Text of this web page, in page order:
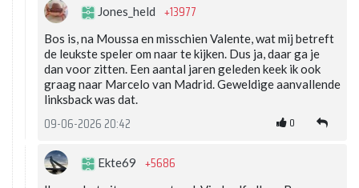
Jones_held +13977
Bos is, na Moussa en misschien Valente, wat mij betreft
de leukste speler om naar te kijken. Dus ja, daar ga je
dan voor zitten. Een aantal jaren geleden keek ik ook
graag naar Marcelo van Madrid. Geweldige aanvallende
linksback was dat.
09-06-2026 20:42 0
Ekte69 +5686